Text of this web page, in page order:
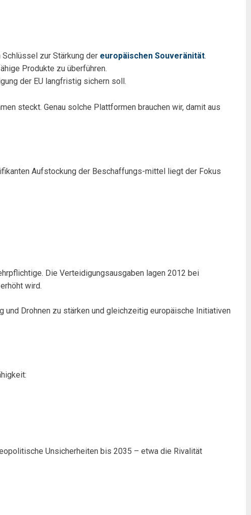
zur Stärkung der europäischen Souveränität.
Produkte zu überführen.
der EU langfristig sichern soll.
steckt. Genau solche Plattformen brauchen wir, damit aus
Aufstockung der Beschaffungs-mittel liegt der Fokus
Die Verteidigungsausgaben lagen 2012 bei
wird.
und Drohnen zu stärken und gleichzeitig europäische Initiativen
Unsicherheiten bis 2035 – etwa die Rivalität